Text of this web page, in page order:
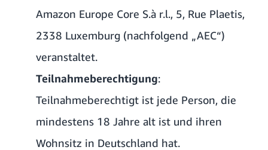
Amazon Europe Core S.à r.l., 5, Rue Plaetis,
2338 Luxemburg (nachfolgend „AEC“)
veranstaltet.
Teilnahmeberechtigung:
Teilnahmeberechtigt ist jede Person, die
mindestens 18 Jahre alt ist und ihren
Wohnsitz in Deutschland hat.